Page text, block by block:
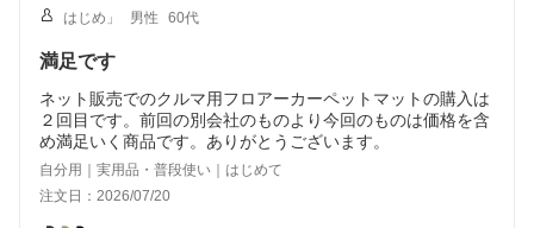
はじめ」 男性 60代
満足です
ネット販売でのクルマ用フロアーカーペットマットの購入は
２回目です。前回の別会社のものより今回のものは価格を含
め満足いく商品です。ありがとうございます。
自分用｜実用品・普段使い｜はじめて
注文日：2026/07/20